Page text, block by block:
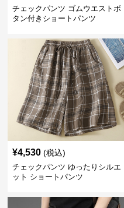
チェックパンツ ゴムウエストボ
タン付きショートパンツ
¥4,530 (税込)
チェックパンツ ゆったりシルエ
ット ショートパンツ